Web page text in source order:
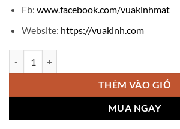
Fb: www.facebook.com/vuakinhmat
Website: https://vuakinh.com
THÊM VÀO GIỎ
MUA NGAY